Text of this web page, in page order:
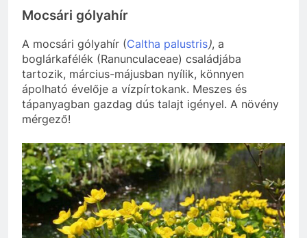
Mocsári gólyahír
A mocsári gólyahír (Caltha palustris), a
boglárkafélék (Ranunculaceae) családjába
tartozik, március-májusban nyílik, könnyen
ápolható évelője a vízpírtokank. Meszes és
tápanyagban gazdag dús talajt igényel. A növény
mérgező!